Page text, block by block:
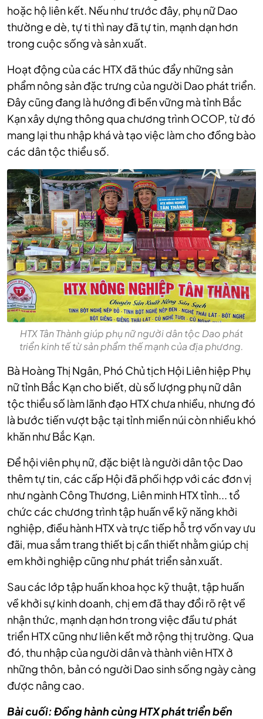
hoặc hộ liên kết. Nếu như trước đây, phụ nữ Dao
thường e dè, tự ti thì nay đã tự tin, mạnh dạn hơn
trong cuộc sống và sản xuất.
Hoạt động của các HTX đã thúc đẩy những sản
phẩm nông sản đặc trưng của người Dao phát triển.
Đây cũng đang là hướng đi bền vững mà tỉnh Bắc
Kạn xây dựng thông qua chương trình OCOP, từ đó
mang lại thu nhập khá và tạo việc làm cho đồng bào
các dân tộc thiểu số.
HTX Tân Thành giúp phụ nữ người dân tộc Dao phát
triển kinh tế từ sản phẩm thế mạnh của địa phương.
Bà Hoàng Thị Ngân, Phó Chủ tịch Hội Liên hiệp Phụ
nữ tỉnh Bắc Kạn cho biết, dù số lượng phụ nữ dân
tộc thiểu số làm lãnh đạo HTX chưa nhiều, nhưng đó
là bước tiến vượt bậc tại tỉnh miền núi còn nhiều khó
khăn như Bắc Kạn.
Để hội viên phụ nữ, đặc biệt là người dân tộc Dao
thêm tự tin, các cấp Hội đã phối hợp với các đơn vị
như ngành Công Thương, Liên minh HTX tỉnh... tổ
chức các chương trình tập huấn về kỹ năng khởi
nghiệp, điều hành HTX và trực tiếp hỗ trợ vốn vay ưu
đãi, mua sắm trang thiết bị cần thiết nhằm giúp chị
em khởi nghiệp cũng như phát triển sản xuất.
Sau các lớp tập huấn khoa học kỹ thuật, tập huấn
về khởi sự kinh doanh, chị em đã thay đổi rõ rệt về
nhận thức, mạnh dạn hơn trong việc đầu tư phát
triển HTX cũng như liên kết mở rộng thị trường. Qua
đó, thu nhập của người dân và thành viên HTX ở
những thôn, bản có người Dao sinh sống ngày càng
được nâng cao.
Bài cuối: Đồng hành cùng HTX phát triển bền